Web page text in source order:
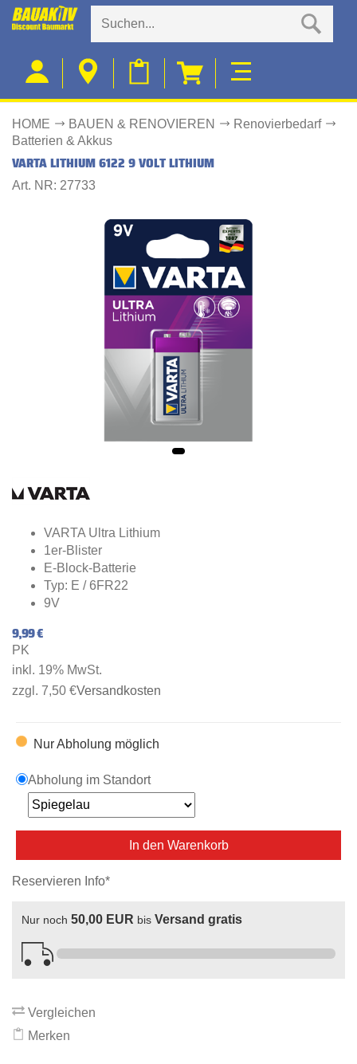
HOME BAUEN & RENOVIEREN
Renovierbedarf
Batterien & Akkus
VARTA LITHIUM 6122 9 VOLT LITHIUM
Art. NR: 27733
VARTA Ultra Lithium
1er-Blister
E-Block-Batterie
Typ: E / 6FR22
9V
9,99 €
PK
inkl. 19% MwSt.
zzgl. 7,50 €Versandkosten
Nur Abholung möglich
Abholung im Standort
In den Warenkorb
Reservieren Info*
Nur noch 50,00 EUR bis Versand gratis
Vergleichen
Merken